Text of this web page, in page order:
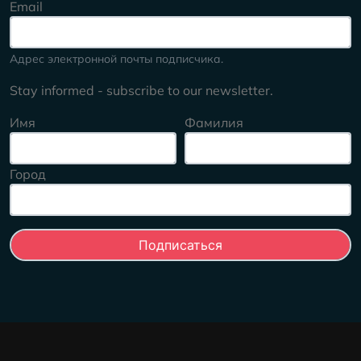
Email
Адрес электронной почты подписчика.
Stay informed - subscribe to our newsletter.
Имя
Фамилия
Город